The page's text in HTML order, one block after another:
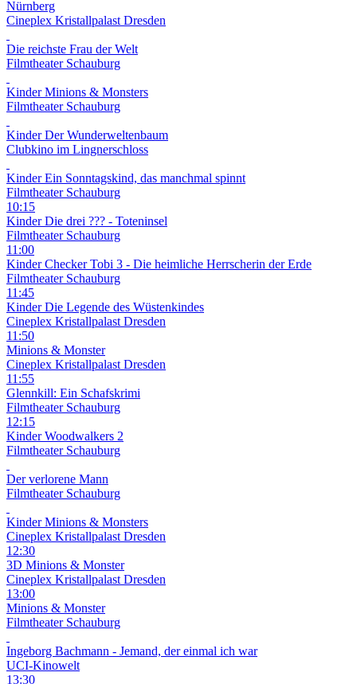
Nürnberg
Cineplex Kristallpalast Dresden
Die reichste Frau der Welt
Filmtheater Schauburg
Kinder Minions & Monsters
Filmtheater Schauburg
Kinder Der Wunderweltenbaum
Clubkino im Lingnerschloss
Kinder Ein Sonntagskind, das manchmal spinnt
Filmtheater Schauburg
10:15
Kinder Die drei ??? - Toteninsel
Filmtheater Schauburg
11:00
Kinder Checker Tobi 3 - Die heimliche Herrscherin der Erde
Filmtheater Schauburg
11:45
Kinder Die Legende des Wüstenkindes
Cineplex Kristallpalast Dresden
11:50
Minions & Monster
Cineplex Kristallpalast Dresden
11:55
Glennkill: Ein Schafskrimi
Filmtheater Schauburg
12:15
Kinder Woodwalkers 2
Filmtheater Schauburg
Der verlorene Mann
Filmtheater Schauburg
Kinder Minions & Monsters
Cineplex Kristallpalast Dresden
12:30
3D Minions & Monster
Cineplex Kristallpalast Dresden
13:00
Minions & Monster
Filmtheater Schauburg
Ingeborg Bachmann - Jemand, der einmal ich war
UCI-Kinowelt
13:30